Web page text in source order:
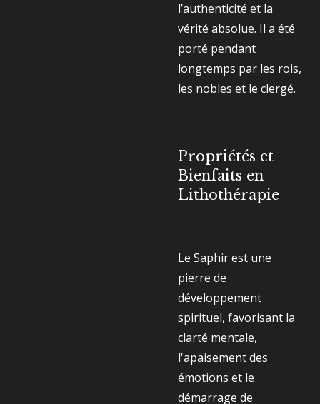
l’authenticité et la
vérité absolue. Il a été
porté pendant
longtemps par les rois,
les nobles et le clergé.
Propriétés et
Bienfaits en
Lithothérapie
Le Saphir est une
pierre de
développement
spirituel, favorisant la
clarté mentale,
l'apaisement des
émotions et le
démarrage de